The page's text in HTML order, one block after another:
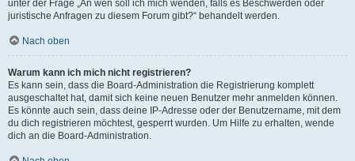
unter der Frage „An wen soll ich mich wenden, falls es Beschwerden oder
juristische Anfragen zu diesem Forum gibt?“ behandelt werden.
Nach oben
Warum kann ich mich nicht registrieren?
Es kann sein, dass die Board-Administration die Registrierung komplett
ausgeschaltet hat, damit sich keine neuen Benutzer mehr anmelden können.
Es könnte auch sein, dass deine IP-Adresse oder der Benutzername, mit dem
du dich registrieren möchtest, gesperrt wurden. Um Hilfe zu erhalten, wende
dich an die Board-Administration.